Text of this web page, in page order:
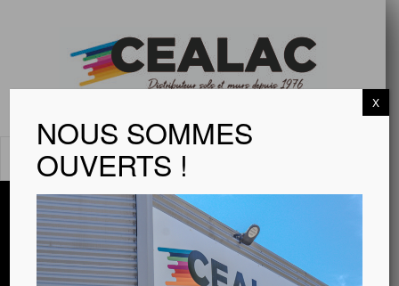
MENU
NOUS SOMMES
OUVERTS !
X